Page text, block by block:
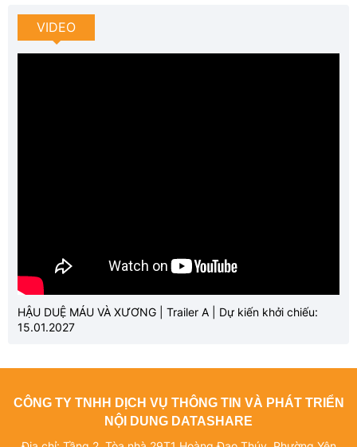
VIDEO
HẬU DUỆ MÁU VÀ XƯƠNG | Trailer A | Dự kiến khởi chiếu:
15.01.2027
CÔNG TY TNHH DỊCH VỤ THÔNG TIN VÀ PHÁT TRIỂN
NỘI DUNG DATASHARE